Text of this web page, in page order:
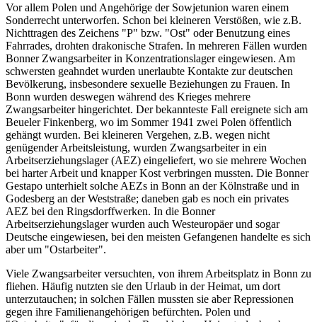
Vor allem Polen und Angehörige der Sowjetunion waren einem
Sonderrecht unterworfen. Schon bei kleineren Verstößen, wie z.B.
Nichttragen des Zeichens "P" bzw. "Ost" oder Benutzung eines
Fahrrades, drohten drakonische Strafen. In mehreren Fällen wurden
Bonner Zwangsarbeiter in Konzentrationslager eingewiesen. Am
schwersten geahndet wurden unerlaubte Kontakte zur deutschen
Bevölkerung, insbesondere sexuelle Beziehungen zu Frauen. In
Bonn wurden deswegen während des Krieges mehrere
Zwangsarbeiter hingerichtet. Der bekannteste Fall ereignete sich am
Beueler Finkenberg, wo im Sommer 1941 zwei Polen öffentlich
gehängt wurden. Bei kleineren Vergehen, z.B. wegen nicht
genügender Arbeitsleistung, wurden Zwangsarbeiter in ein
Arbeitserziehungslager (AEZ) eingeliefert, wo sie mehrere Wochen
bei harter Arbeit und knapper Kost verbringen mussten. Die Bonner
Gestapo unterhielt solche AEZs in Bonn an der Kölnstraße und in
Godesberg an der Weststraße; daneben gab es noch ein privates
AEZ bei den Ringsdorffwerken. In die Bonner
Arbeitserziehungslager wurden auch Westeuropäer und sogar
Deutsche eingewiesen, bei den meisten Gefangenen handelte es sich
aber um "Ostarbeiter".
Viele Zwangsarbeiter versuchten, von ihrem Arbeitsplatz in Bonn zu
fliehen. Häufig nutzten sie den Urlaub in der Heimat, um dort
unterzutauchen; in solchen Fällen mussten sie aber Repressionen
gegen ihre Familienangehörigen befürchten. Polen und